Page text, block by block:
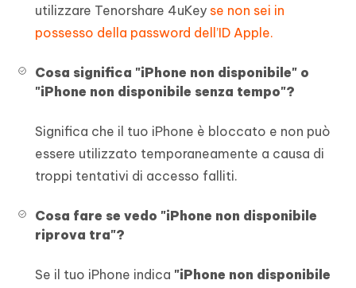
utilizzare Tenorshare 4uKey se non sei in
possesso della password dell’ID Apple.
Cosa significa "iPhone non disponibile" o
"iPhone non disponibile senza tempo"?
Significa che il tuo iPhone è bloccato e non può
essere utilizzato temporaneamente a causa di
troppi tentativi di accesso falliti.
Cosa fare se vedo "iPhone non disponibile
riprova tra"?
Se il tuo iPhone indica "iPhone non disponibile